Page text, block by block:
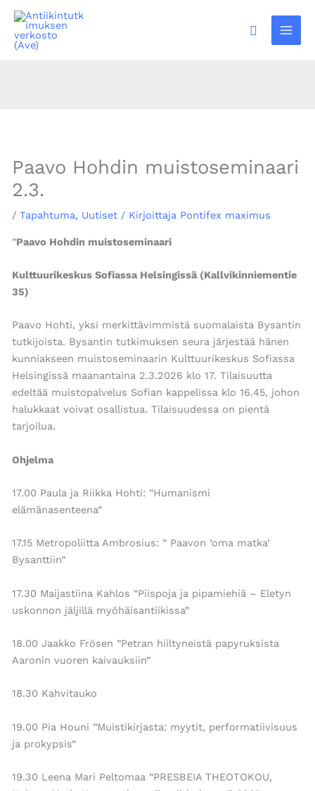
Siirry
sisältöön
Hae
Paavo Hohdin muistoseminaari
2.3.
/ Tapahtuma, Uutiset/ Kirjoittaja Pontifex maximus
”Paavo Hohdin muistoseminaari
Kulttuurikeskus Sofiassa Helsingissä (Kallvikinniementie
35)
Paavo Hohti, yksi merkittävimmistä suomalaista Bysantin
tutkijoista. Bysantin tutkimuksen seura järjestää hänen
kunniakseen muistoseminaarin Kulttuurikeskus Sofiassa
Helsingissä maanantaina 2.3.2026 klo 17. Tilaisuutta
edeltää muistopalvelus Sofian kappelissa klo 16.45, johon
halukkaat voivat osallistua. Tilaisuudessa on pientä
tarjoilua.
Ohjelma
17.00 Paula ja Riikka Hohti: ”Humanismi
elämänasenteena”
17.15 Metropoliitta Ambrosius: ” Paavon ’oma matka’
Bysanttiin”
17.30 Maijastiina Kahlos “Piispoja ja pipamiehiä – Eletyn
uskonnon jäljillä myöhäisantiikissa”
18.00 Jaakko Frösen ”Petran hiiltyneistä papyruksista
Aaronin vuoren kaivauksiin”
18.30 Kahvitauko
19.00 Pia Houni ”Muistikirjasta: myytit, performatiivisuus
ja prokypsis”
19.30 Leena Mari Peltomaa ”PRESBEIA THEOTOKOU,